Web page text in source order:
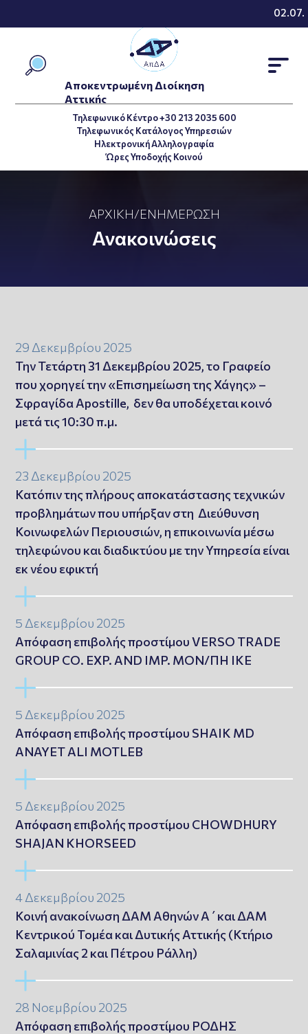
Τηλεφωνικό Κέντρο +30 213 2035 600
Τηλεφωνικός Κατάλογος Υπηρεσιών
Ηλεκτρονική Αλληλογραφία
Ώρες Υποδοχής Κοινού
Αποκεντρωμένη Διοίκηση
Αττικής
ΑΡΧΙΚΉ/ΕΝΗΜΈΡΩΣΗ
Ανακοινώσεις
29 Δεκεμβρίου 2025
Την Τετάρτη 31 Δεκεμβρίου 2025, το Γραφείο
που χορηγεί την «Επισημείωση της Χάγης» –
Σφραγίδα Apostille, δεν θα υποδέχεται κοινό
μετά τις 10:30 π.μ.
23 Δεκεμβρίου 2025
Κατόπιν της πλήρους αποκατάστασης τεχνικών
προβλημάτων που υπήρξαν στη Διεύθυνση
Κοινωφελών Περιουσιών, η επικοινωνία μέσω
τηλεφώνου και διαδικτύου με την Υπηρεσία είναι
εκ νέου εφικτή
5 Δεκεμβρίου 2025
Απόφαση επιβολής προστίμου VERSO TRADE
GROUP CO. EXP. AND IMP. ΜΟΝ/ΠΗ ΙΚΕ
5 Δεκεμβρίου 2025
Απόφαση επιβολής προστίμου SHAIK MD
ANAYET ALI MOTLEB
5 Δεκεμβρίου 2025
Απόφαση επιβολής προστίμου CHOWDHURY
SHAJAN KHORSEED
4 Δεκεμβρίου 2025
Κοινή ανακοίνωση ΔΑΜ Αθηνών Α΄και ΔΑΜ
Κεντρικού Τομέα και Δυτικής Αττικής (Κτήριο
Σαλαμινίας 2 και Πέτρου Ράλλη)
28 Νοεμβρίου 2025
Απόφαση επιβολής προστίμου ΡΟΔΗΣ